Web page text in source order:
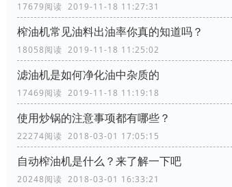
17679阅读 2019-11-18 11:27:31
榨油机常见油料出油率你真的知道吗？
18058阅读 2019-11-18 11:25:02
滤油机是如何净化油中杂质的
17469阅读 2019-11-18 11:19:18
使用炒锅的注意事项都有哪些？
22274阅读 2018-03-01 17:05:15
自动榨油机是什么？来了解一下吧
20248阅读 2018-03-01 16:33:21